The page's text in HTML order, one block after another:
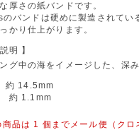
厚さの紙バンドです。
バンドは硬めに製造されてい
かり仕上がります。
明 】
グ中の海をイメージした、深
約 14.5mm
約 1.1mm
品は 1 個までメール便（クロ